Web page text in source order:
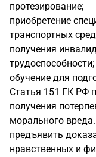
протезирование;
приобретение
транспортных
получения
трудоспособности;
обучение для
Статья 151 ГК РФ
получения
морального
предъявить
нравственных и